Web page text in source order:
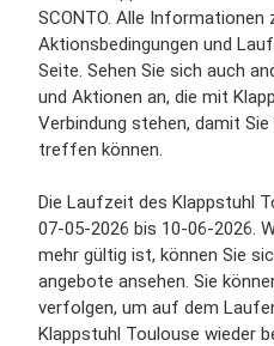
SCONTO. Alle Informationen
Aktionsbedingungen und
Seite. Sehen Sie sich auch
und Aktionen an, die mit
Verbindung stehen, damit
treffen können.
Die Laufzeit des Klappstuhl
07-05-2026 bis 10-06-2026.
mehr gültig ist, können Sie
angebote ansehen. Sie
verfolgen, um auf dem
Klappstuhl Toulouse wieder